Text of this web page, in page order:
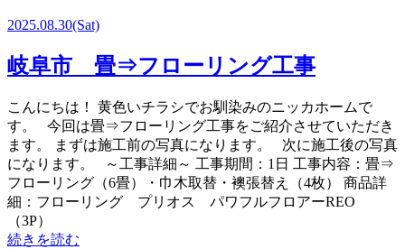
2025.08.30(Sat)
岐阜市 畳⇒フローリング工事
こんにちは！ 黄色いチラシでお馴染みのニッカホームで
す。 今回は畳⇒フローリング工事をご紹介させていただき
ます。 まずは施工前の写真になります。 次に施工後の写真
になります。 ～工事詳細～ 工事期間：1日 工事内容：畳⇒
フローリング（6畳）・巾木取替・襖張替え（4枚） 商品詳
細：フローリング プリオス パワフルフロアーREO
（3P）
続きを読む